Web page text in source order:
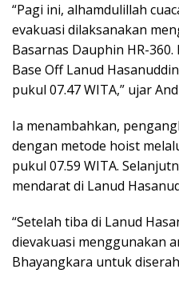
“Pagi ini, alhamdulillah
evakuasi dilaksanakan
Basarnas Dauphin HR-
Base Off Lanud
pukul 07.47 WITA,” ujar
Ia menambahkan,
dengan metode hoist
pukul 07.59 WITA.
mendarat di Lanud
“Setelah tiba di Lanud
dievakuasi menggunakan
Bhayangkara untuk